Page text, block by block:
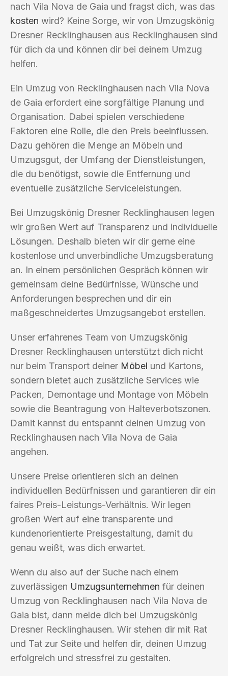
nach Vila Nova de Gaia und fragst dich, was das
kosten wird? Keine Sorge, wir von Umzugskönig
Dresner Recklinghausen aus Recklinghausen sind
für dich da und können dir bei deinem Umzug
helfen.
Ein Umzug von Recklinghausen nach Vila Nova
de Gaia erfordert eine sorgfältige Planung und
Organisation. Dabei spielen verschiedene
Faktoren eine Rolle, die den Preis beeinflussen.
Dazu gehören die Menge an Möbeln und
Umzugsgut, der Umfang der Dienstleistungen,
die du benötigst, sowie die Entfernung und
eventuelle zusätzliche Serviceleistungen.
Bei Umzugskönig Dresner Recklinghausen legen
wir großen Wert auf Transparenz und individuelle
Lösungen. Deshalb bieten wir dir gerne eine
kostenlose und unverbindliche Umzugsberatung
an. In einem persönlichen Gespräch können wir
gemeinsam deine Bedürfnisse, Wünsche und
Anforderungen besprechen und dir ein
maßgeschneidertes Umzugsangebot erstellen.
Unser erfahrenes Team von Umzugskönig
Dresner Recklinghausen unterstützt dich nicht
nur beim Transport deiner Möbel und Kartons,
sondern bietet auch zusätzliche Services wie
Packen, Demontage und Montage von Möbeln
sowie die Beantragung von Halteverbotszonen.
Damit kannst du entspannt deinen Umzug von
Recklinghausen nach Vila Nova de Gaia
angehen.
Unsere Preise orientieren sich an deinen
individuellen Bedürfnissen und garantieren dir ein
faires Preis-Leistungs-Verhältnis. Wir legen
großen Wert auf eine transparente und
kundenorientierte Preisgestaltung, damit du
genau weißt, was dich erwartet.
Wenn du also auf der Suche nach einem
zuverlässigen Umzugsunternehmen für deinen
Umzug von Recklinghausen nach Vila Nova de
Gaia bist, dann melde dich bei Umzugskönig
Dresner Recklinghausen. Wir stehen dir mit Rat
und Tat zur Seite und helfen dir, deinen Umzug
erfolgreich und stressfrei zu gestalten.